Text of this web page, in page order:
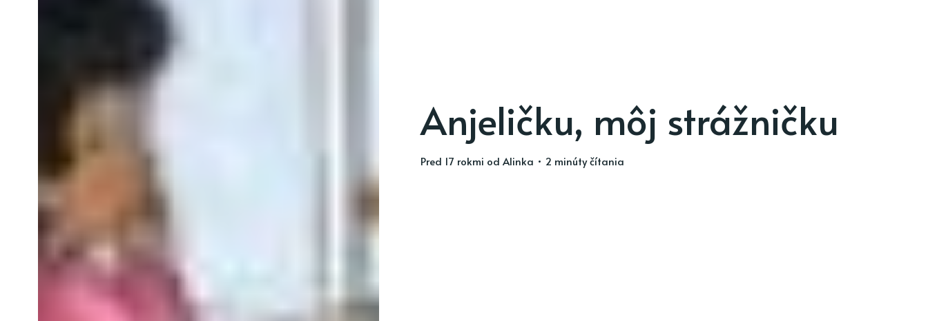
Anjeličku, môj strážničku
pred 17 rokmi od Alinka • 2 minúty čítania